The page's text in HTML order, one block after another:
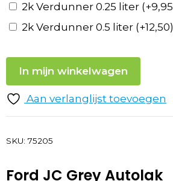
2k Verdunner 0.25 liter (+9,95
2k Verdunner 0.5 liter (+12,50)
In mijn winkelwagen
Aan verlanglijst toevoegen
SKU: 75205
Ford JC Grey Autolak